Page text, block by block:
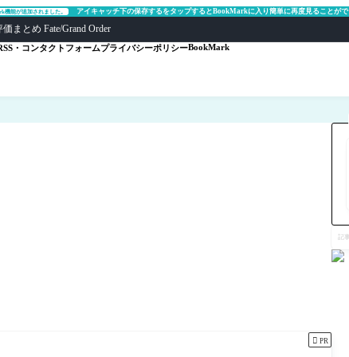
機能が追加されました。 アイキャッチ下の保存するをタップするとBookMarkに入り簡単に再度見ることがで
まとめ Fate/Grand Order
・コンタクトフォームプライバシーポリシーBookMark
 PR
を
検